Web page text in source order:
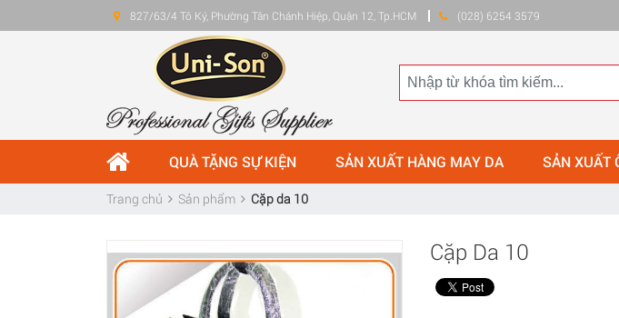
827/63/4 Tô Ký, Phường Tân Chánh Hiệp, Quận 12, Tp.HCM (028) 6254 3579
QUÀ TẶNG SỰ KIỆN SẢN XUẤT HÀNG MAY DA SẢN XUẤT
Trang chủ Sản phẩm Cặp da 10
Cặp Da 10